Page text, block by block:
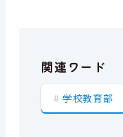
関連ワード
学校教育部